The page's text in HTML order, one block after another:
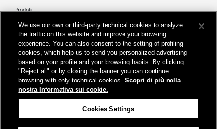
Prodotti
Chi siamo
I nostri pilastri
Servizi
Info
Protezione Dati Personali
We use our own or third-party technical cookies to analyze
the traffic on this website and improve your browsing
experience. You can also consent to the setting of profiling
cookies, which help us to send you personalized advertising
based on your profile and your browsing habits. By clicking
"Reject all" or by closing the banner you can continue
browsing with only technical cookies. Scopri di più nella
nostra Informativa sui cookie.
Cookies Settings